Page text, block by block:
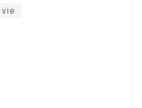
vie